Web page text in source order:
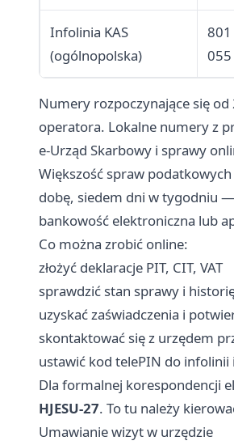
Infolinia KAS
(ogólnopolska)
055
Numery rozpoczynające się
operatora. Lokalne numery z
e-Urząd Skarbowy i sprawy
Większość spraw podatkowych
dobę, siedem dni w tygodniu
bankowość elektroniczna lub
Co można zrobić online:
złożyć deklaracje PIT, CIT, VAT
sprawdzić stan sprawy i
uzyskać zaświadczenia i
skontaktować się z urzędem
ustawić kod telePIN do
Dla formalnej korespondencji
HJESU-27. To tu należy
Umawianie wizyt w urzędzie